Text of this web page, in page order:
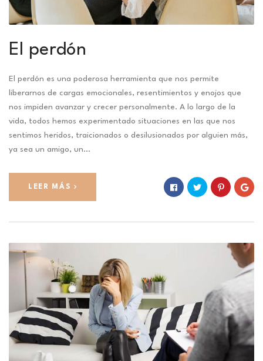
El perdón
El perdón es una poderosa herramienta que nos permite
liberarnos de cargas emocionales, resentimientos y enojos que
nos impiden avanzar y crecer personalmente. A lo largo de la
vida, todos hemos experimentado situaciones en las que nos
sentimos heridos, traicionados o desilusionados por alguien más,
ya sea un amigo, un…
LEER MÁS